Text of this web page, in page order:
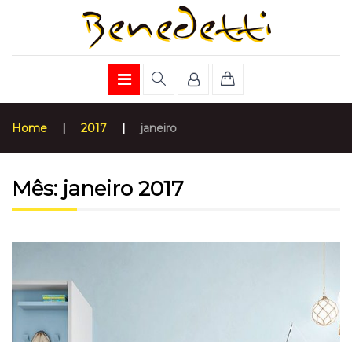
Home | 2017 | janeiro
Mês: janeiro 2017